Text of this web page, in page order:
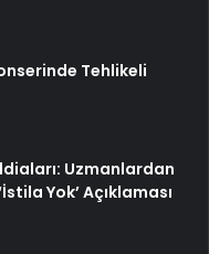
Tehlikeli
Uzmanlardan
Yok’ Açıklaması